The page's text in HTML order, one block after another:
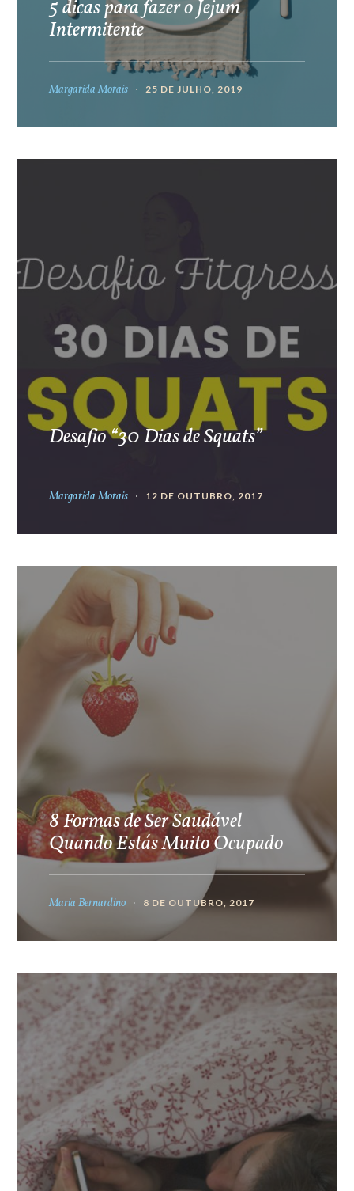
5 dicas para fazer o Jejum
Intermitente
Margarida Morais 25 DE JULHO, 2019
Desafio “30 Dias de Squats”
Margarida Morais 12 DE OUTUBRO, 2017
8 Formas de Ser Saudável
Quando Estás Muito Ocupado
Maria Bernardino 8 DE OUTUBRO, 2017